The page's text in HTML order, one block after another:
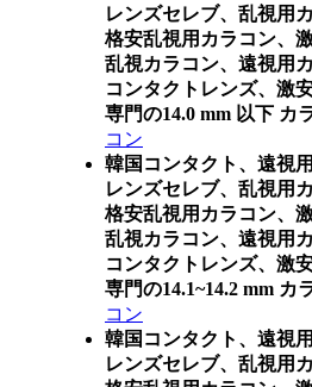
レンズセレブ、乱視用
格安乱視用カラコン、
乱視カラコン、遠視用
コンタクトレンズ、激
専門の14.0 mm 以下 カ
コン
韓国コンタクト、遠視
レンズセレブ、乱視用
格安乱視用カラコン、
乱視カラコン、遠視用
コンタクトレンズ、激
専門の14.1~14.2 mm カ
コン
韓国コンタクト、遠視
レンズセレブ、乱視用